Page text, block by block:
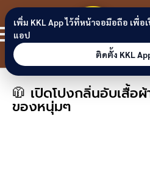
Skip to content
🧥 เปิดโปงกลิ่นอับเสื้อ
ของหนุ่มๆ
เพิ่ม KKL App ไว้ที่หน้าจอมือถือ เพื่อ
แอป
ติดตั้ง KKL